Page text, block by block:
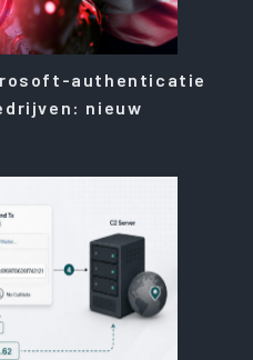
authenticatie
nieuw